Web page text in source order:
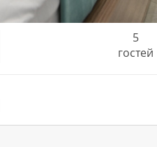
5
гостей